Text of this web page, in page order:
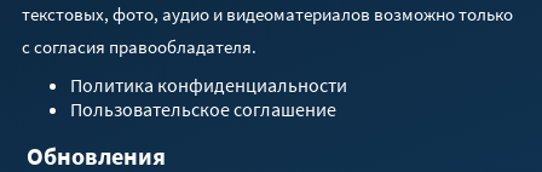
текстовых, фото, аудио и видеоматериалов возможно только
с согласия правообладателя.
Политика конфиденциальности
Пользовательское соглашение
Обновления